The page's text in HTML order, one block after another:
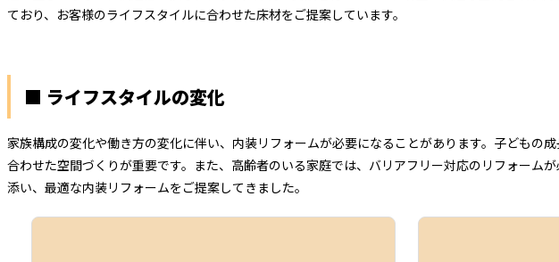
ており、お客様のライフスタイルに合わせた床材をご提案しています。
■ ライフスタイルの変化
家族構成の変化や働き方の変化に伴い、内装リフォームが必要になることがあります。子どもの
合わせた空間づくりが重要です。また、高齢者のいる家庭では、バリアフリー対応のリフォーム
添い、最適な内装リフォームをご提案してきました。